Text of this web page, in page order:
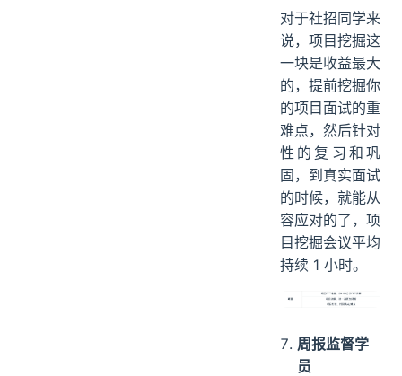
机会，被我们修
改之后，获得了
很多机会，并且
还进了大厂。
对于社招同学来
说，项目挖掘这
一块是收益最大
的，提前挖掘你
的项目面试的重
难点，然后针对
性的复习和巩
的时候，就能从
容应对的了，项